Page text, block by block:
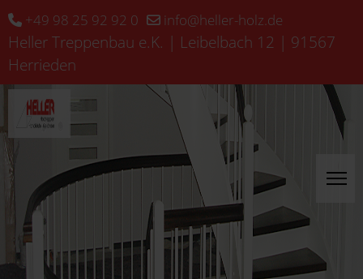
+49 98 25 92 92 0 info@heller-holz.de
Heller Treppenbau e.K. | Leibelbach 12 | 91567
Herrieden